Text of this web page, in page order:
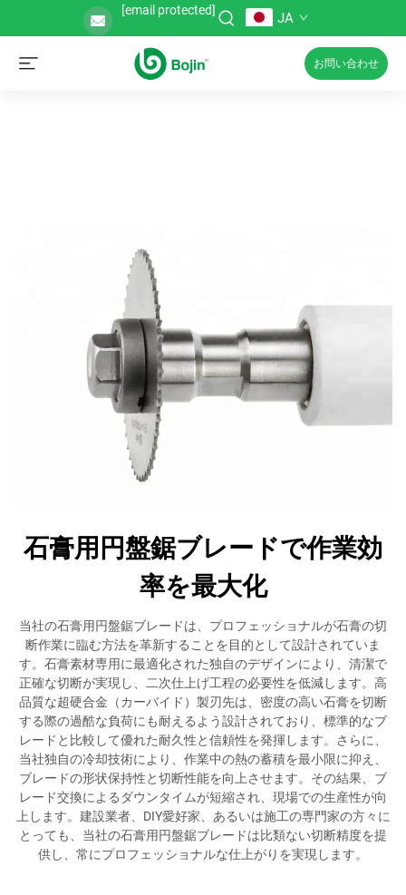
[email protected] JA
お問い合わせ
石膏用円盤鋸ブレードで作業効
率を最大化
当社の石膏用円盤鋸ブレードは、プロフェッショナルが石膏の切
断作業に臨む方法を革新することを目的として設計されていま
す。石膏素材専用に最適化された独自のデザインにより、清潔で
正確な切断が実現し、二次仕上げ工程の必要性を低減します。高
品質な超硬合金（カーバイド）製刃先は、密度の高い石膏を切断
する際の過酷な負荷にも耐えるよう設計されており、標準的なブ
レードと比較して優れた耐久性と信頼性を発揮します。さらに、
当社独自の冷却技術により、作業中の熱の蓄積を最小限に抑え、
ブレードの形状保持性と切断性能を向上させます。その結果、ブ
レード交換によるダウンタイムが短縮され、現場での生産性が向
上します。建設業者、DIY愛好家、あるいは施工の専門家の方々に
とっても、当社の石膏用円盤鋸ブレードは比類ない切断精度を提
供し、常にプロフェッショナルな仕上がりを実現します。